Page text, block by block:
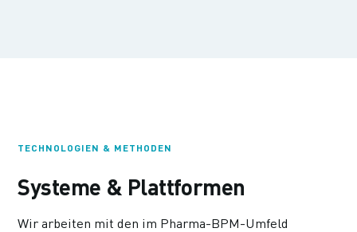
TECHNOLOGIEN & METHODEN
Systeme & Plattformen
Wir arbeiten mit den im Pharma-BPM-Umfeld